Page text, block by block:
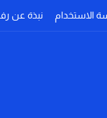
الاستخدام نبذة عن